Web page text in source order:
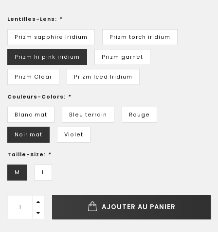
Lentilles-Lens: *
Prizm sapphire iridium Prizm torch iridium
Prizm hi pink iridium Prizm garnet
Prizm Clear Prizm Iced Iridium
Couleurs-Colors: *
Blanc mat Bleu terrain Rouge
Noir mat Violet
Taille-Size: *
M L
AJOUTER AU PANIER